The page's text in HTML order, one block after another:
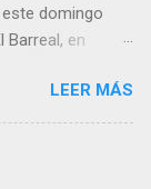
domingo
Barreal, en
y Ramón Corona,
del
y peritos de la
que el
LEER MÁS